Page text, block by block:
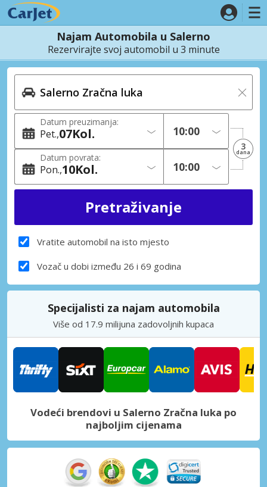
Najam Automobila u Salerno
Rezervirajte svoj automobil u 3 minute
Datum preuzimanja:
Pet. 07Kol.
Datum povrata:
Pon. 10Kol.
3
dana
Vratite automobil na isto mjesto
Vozač u dobi između 26 i 69 godina
Specijalisti za najam automobila
Više od 17.9 milijuna zadovoljnih kupaca
Vodeći brendovi u Salerno Zračna luka po
najboljim cijenama